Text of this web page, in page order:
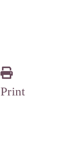
Print